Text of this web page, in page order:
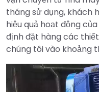
tháng sử dụng, khách
hiệu quả hoạt động
định đặt hàng các
chúng tôi vào khoảng